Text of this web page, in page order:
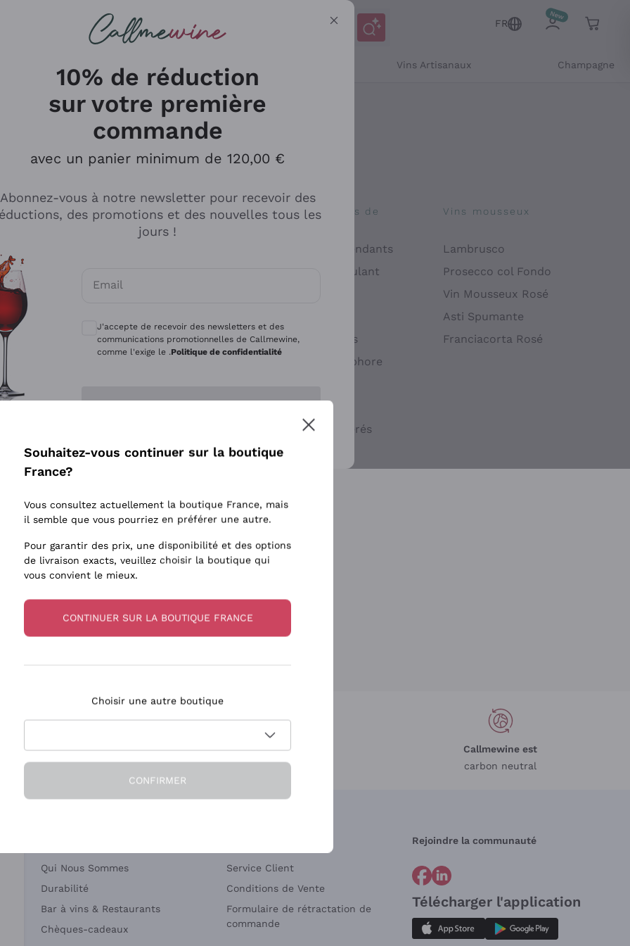
FR
Vins Artisanaux Champagne
Explorer le catalogue
Producteurs
Mascarello Bartolo
Rinaldi Giuseppe
Tenuta San Leonardo
Alessandra Divella
Sedilesu
Ceretto
Les philosophies de
Vignerons Indépendants
Recoltant Manipulant
Levures indigènes
Vins Faits en Amphore
Vins Biologiques
Vins blancs macérés
Vins mousseux
Lambrusco
Prosecco col Fondo
Vin Mousseux Rosé
Asti Spumante
Franciacorta Rosé
en 2-4 jours
en France
Paiement
en 3 fois
Callmewine est
carbon neutral
Qui Nous Sommes
Durabilité
Bar à vins & Restaurants
Chèques-cadeaux
Service Client
Conditions de Vente
Formulaire de rétractation de
commande
Rejoindre la communauté
Télécharger l'application
10% de réduction
sur votre première
commande
avec un panier minimum de 120,00 €
Abonnez-vous à notre newsletter pour recevoir des
des promotions et des nouvelles tous les
jours !
Email
Consentements optionnels pour recevoir des communications et des offres personnalisées
J'accepte de recevoir des newsletters et des
communications promotionnelles de Callmewine,
comme l'exige le .Politique de confidentialité
Enregistre-moi
plus d'informations, veuillez lire notrePolitique de confidentialité
Souhaitez-vous continuer sur la boutique
France?
Vous consultez actuellement la boutique France, mais
il semble que vous pourriez en préférer une autre.
Pour garantir des prix, une disponibilité et des options
de livraison exacts, veuillez choisir la boutique qui
vous convient le mieux.
CONTINUER SUR LA BOUTIQUE FRANCE
Choisir une autre boutique
CONFIRMER